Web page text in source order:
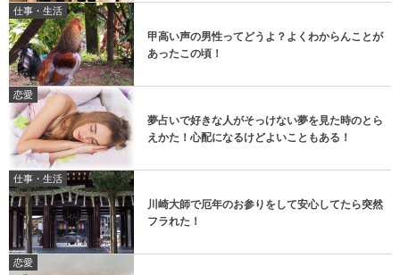
仕事・生活
甲高い声の男性ってどうよ？よくわからんことが
あったこの頃！
恋愛
夢占いで好きな人がそっけない夢を見た時のとら
えかた！心配になるけどよいこともある！
仕事・生活
川崎大師で厄年のお参りをして安心してたら突然
フラれた！
恋愛